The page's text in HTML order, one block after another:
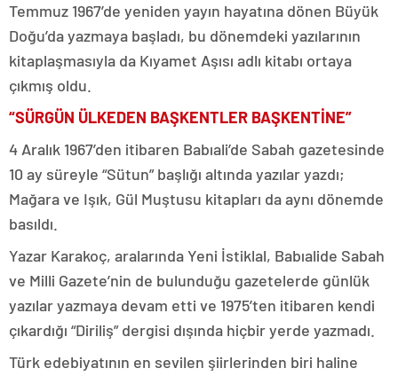
Temmuz 1967’de yeniden yayın hayatına dönen Büyük
Doğu’da yazmaya başladı, bu dönemdeki yazılarının
kitaplaşmasıyla da Kıyamet Aşısı adlı kitabı ortaya
çıkmış oldu.
“SÜRGÜN ÜLKEDEN BAŞKENTLER BAŞKENTİNE”
4 Aralık 1967’den itibaren Babıali’de Sabah gazetesinde
10 ay süreyle “Sütun” başlığı altında yazılar yazdı;
Mağara ve Işık, Gül Muştusu kitapları da aynı dönemde
basıldı.
Yazar Karakoç, aralarında Yeni İstiklal, Babıalide Sabah
ve Milli Gazete’nin de bulunduğu gazetelerde günlük
yazılar yazmaya devam etti ve 1975’ten itibaren kendi
çıkardığı “Diriliş” dergisi dışında hiçbir yerde yazmadı.
Türk edebiyatının en sevilen şiirlerinden biri haline